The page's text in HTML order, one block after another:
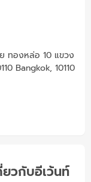
ทองหล่อ 10 แขวง
Bangkok, 10110
วกับอีเว้นท์